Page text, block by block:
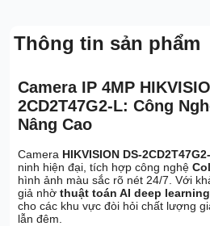
Thông tin sản phẩm
Camera IP 4MP
2CD2T47G2-L: Công
Nâng Cao
Camera HIKVISION DS-
ninh hiện đại, tích hợp công nghệ
hình ảnh màu sắc rõ nét 24/7. Với
giả nhờthuật toán AI deep learning
cho các khu vực đòi hỏi chất lượng
lẫn đêm.